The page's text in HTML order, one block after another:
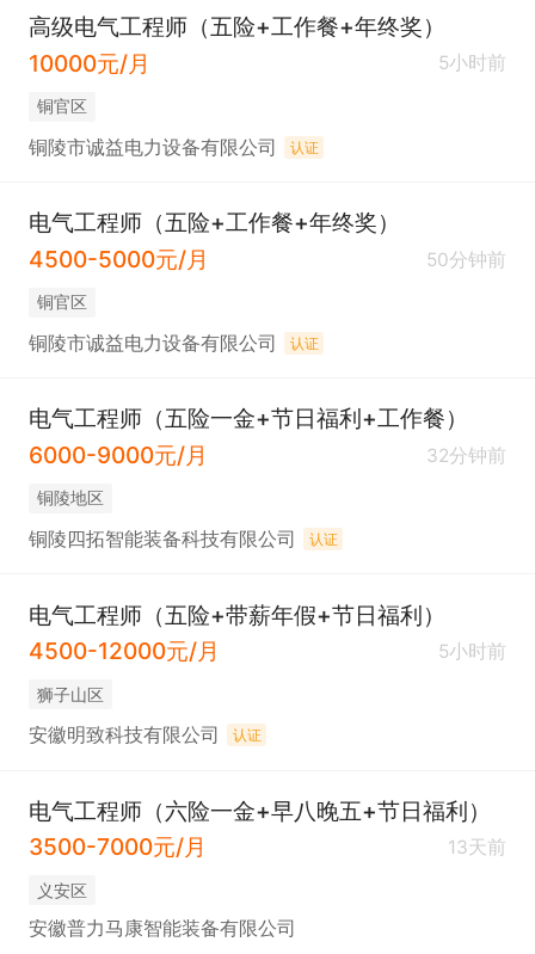
屏蔽电机，有成功量产案例者优先。
   - 熟悉电机电磁设计、热管理、材料选型及制造工
   - 熟练使用电机设计软件（如ANSYS Maxwell、J
   - 具备电机测试与分析能力，熟悉相关标准（如G
加分。
   - 良好的团队协作与沟通能力，能独立承担关键技
术攻关。
   - 愿意在铜陵长期发展，适应阶段性项目出差。
高级电气工程师（五险+工作餐+年终奖）
10000元/月
5小时前
铜官区
铜陵市诚益电力设备有限公司 认证
电气工程师（五险+工作餐+年终奖）
4500-5000元/月
50分钟前
铜官区
铜陵市诚益电力设备有限公司 认证
电气工程师（五险一金+节日福利+工作餐）
6000-9000元/月
32分钟前
铜陵地区
铜陵四拓智能装备科技有限公司 认证
电气工程师（五险+带薪年假+节日福利）
4500-12000元/月
5小时前
狮子山区
安徽明致科技有限公司 认证
电气工程师（六险一金+早八晚五+节日福利）
3500-7000元/月
13天前
义安区
安徽普力马康智能装备有限公司